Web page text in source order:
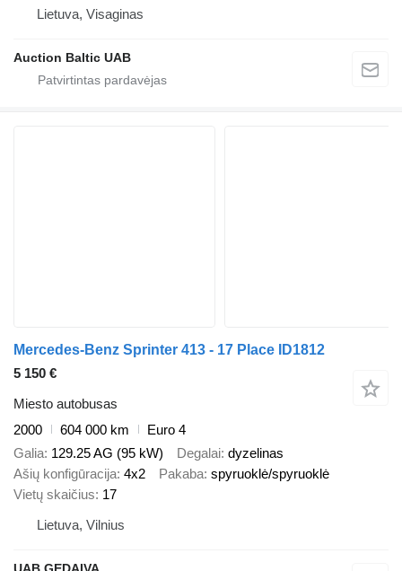
Lietuva, Visaginas
Auction Baltic UAB
Mercedes-Benz Sprinter 413 - 17 Place ID1812
5 150 €
Miesto autobusas
2000
604 000 km
Euro 4
Galia 129.25 AG (95 kW) Degalai dyzelinas
Ašių konfigūracija 4x2 Pakaba spyruoklė/spyruoklė
Vietų skaičius 17
Lietuva, Vilnius